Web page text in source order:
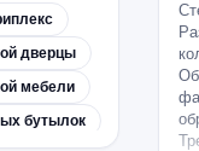
дверцы
мебели
бутылок